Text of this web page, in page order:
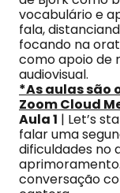
vocabulário e
fala,
focando na
como apoio de
audiovisual.
*As aulas são
Zoom Cloud
Aula 1 | Let’s
falar uma
dificuldades no
conversação